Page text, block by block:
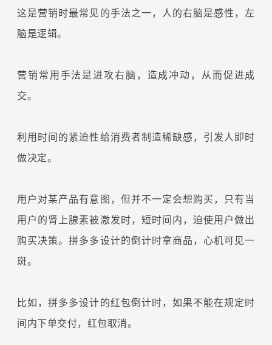
这是营销时最常见的手法之一，人的右脑是感性，左
脑是逻辑。
营销常用手法是进攻右脑，造成冲动，从而促进成
交。
利用时间的紧迫性给消费者制造稀缺感，引发人即时
做决定。
用户对某产品有意图，但并不一定会想购买，只有当
用户的肾上腺素被激发时，短时间内，迫使用户做出
购买决策。拼多多设计的倒计时拿商品，心机可见一
斑。
比如，拼多多设计的红包倒计时，如果不能在规定时
间内下单交付，红包取消。